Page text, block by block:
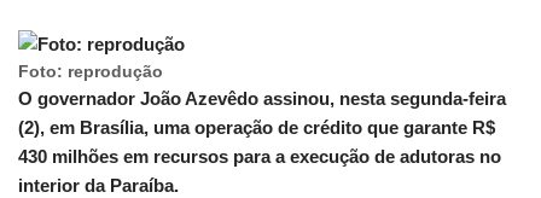
Foto: reprodução
O governador João Azevêdo assinou, nesta segunda-feira
(2), em Brasília, uma operação de crédito que garante R$
430 milhões em recursos para a execução de adutoras no
interior da Paraíba.